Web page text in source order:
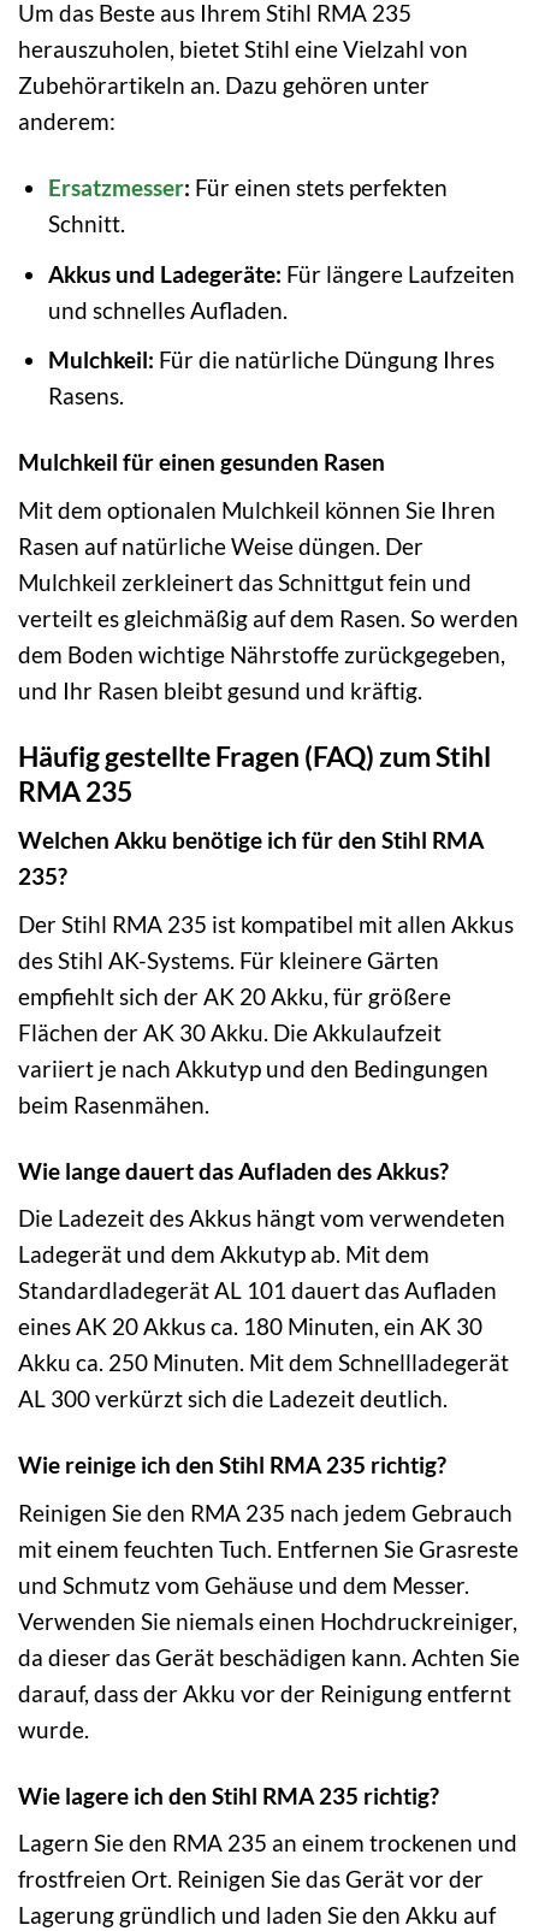
Um das Beste aus Ihrem Stihl RMA 235
herauszuholen, bietet Stihl eine Vielzahl von
Zubehörartikeln an. Dazu gehören unter
anderem:
Ersatzmesser: Für einen stets perfekten
Schnitt.
Akkus und Ladegeräte: Für längere Laufzeiten
und schnelles Aufladen.
Mulchkeil: Für die natürliche Düngung Ihres
Rasens.
Mulchkeil für einen gesunden Rasen
Mit dem optionalen Mulchkeil können Sie Ihren
Rasen auf natürliche Weise düngen. Der
Mulchkeil zerkleinert das Schnittgut fein und
verteilt es gleichmäßig auf dem Rasen. So werden
dem Boden wichtige Nährstoffe zurückgegeben,
und Ihr Rasen bleibt gesund und kräftig.
Häufig gestellte Fragen (FAQ) zum Stihl
RMA 235
Welchen Akku benötige ich für den Stihl RMA
235?
Der Stihl RMA 235 ist kompatibel mit allen Akkus
des Stihl AK-Systems. Für kleinere Gärten
empfiehlt sich der AK 20 Akku, für größere
Flächen der AK 30 Akku. Die Akkulaufzeit
variiert je nach Akkutyp und den Bedingungen
beim Rasenmähen.
Wie lange dauert das Aufladen des Akkus?
Die Ladezeit des Akkus hängt vom verwendeten
Ladegerät und dem Akkutyp ab. Mit dem
Standardladegerät AL 101 dauert das Aufladen
eines AK 20 Akkus ca. 180 Minuten, ein AK 30
Akku ca. 250 Minuten. Mit dem Schnellladegerät
AL 300 verkürzt sich die Ladezeit deutlich.
Wie reinige ich den Stihl RMA 235 richtig?
Reinigen Sie den RMA 235 nach jedem Gebrauch
mit einem feuchten Tuch. Entfernen Sie Grasreste
und Schmutz vom Gehäuse und dem Messer.
Verwenden Sie niemals einen Hochdruckreiniger,
da dieser das Gerät beschädigen kann. Achten Sie
darauf, dass der Akku vor der Reinigung entfernt
wurde.
Wie lagere ich den Stihl RMA 235 richtig?
Lagern Sie den RMA 235 an einem trockenen und
frostfreien Ort. Reinigen Sie das Gerät vor der
Lagerung gründlich und laden Sie den Akku auf